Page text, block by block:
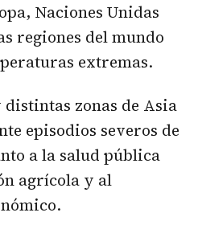
Naciones Unidas
regiones del mundo
extremas.
distintas zonas de Asia
episodios severos de
a la salud pública
agrícola y al